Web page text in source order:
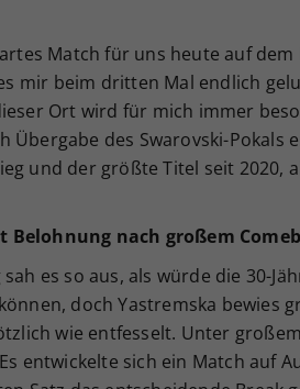
Match für uns heute auf
mir beim dritten Mal endlich
Ort wird für mich immer
Übergabe des Swarovski-Pokals
und der größte Titel seit 2020,
Belohnung nach großem
es so aus, als würde die 30-
doch Yastremska bewies
wie entfesselt. Unter
entwickelte sich ein Match auf